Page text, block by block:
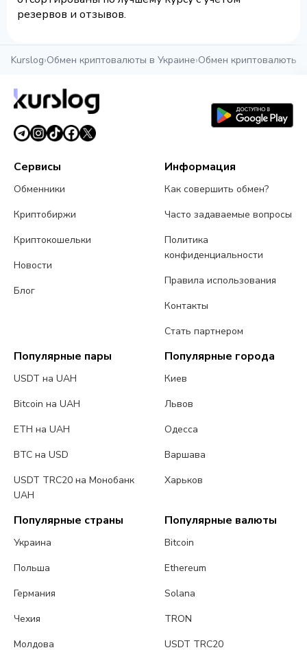
резервов и отзывов.
Kurslog›Обмен криптовалюты в Украине›Обмен криптовалюты
Сервисы
Обменники
Криптобиржи
Криптокошельки
Новости
Блог
Информация
Как совершить обмен?
Часто задаваемые вопросы
Политика
конфиденциальности
Правила использования
Контакты
Стать партнером
Популярные пары
USDT на UAH
Bitcoin на UAH
ETH на UAH
BTC на USD
USDT TRC20 на Монобанк
UAH
Популярные города
Киев
Львов
Одесса
Варшава
Харьков
Популярные страны
Украина
Польша
Германия
Чехия
Молдова
Популярные валюты
Bitcoin
Ethereum
Solana
TRON
USDT TRC20